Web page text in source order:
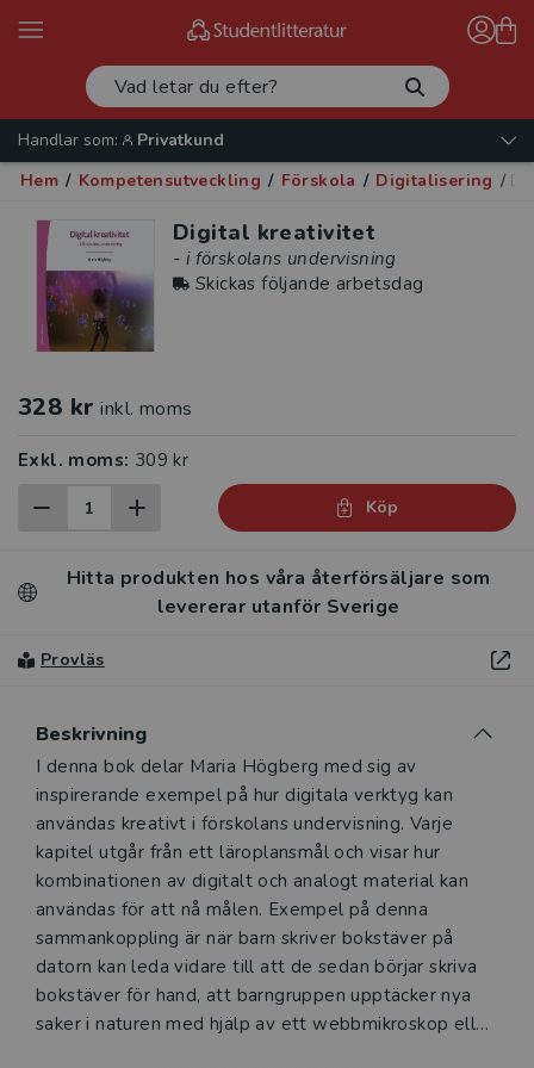
Handlar som:
Privatkund
Hem / Kompetensutveckling / Förskola / Digitalisering /
Digital kreativitet
- i förskolans undervisning
Skickas följande arbetsdag
328 kr inkl. moms
Exkl. moms: 309 kr
Köp
Hitta produkten hos våra återförsäljare som
levererar utanför Sverige
Provläs
Beskrivning
Beskrivning
I denna bok delar Maria Högberg med sig av
inspirerande exempel på hur digitala verktyg kan
användas kreativt i förskolans undervisning. Varje
kapitel utgår från ett läroplansmål och visar hur
kombinationen av digitalt och analogt material kan
användas för att nå målen. Exempel på denna
sammankoppling är när barn skriver bokstäver på
datorn kan leda vidare till att de sedan börjar skriva
bokstäver för hand, att barngruppen upptäcker nya
saker i naturen med hjälp av ett webbmikroskop eller